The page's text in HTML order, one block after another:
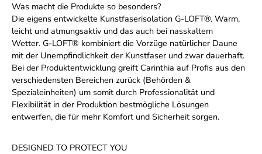
Was macht die Produkte so besonders?
Die eigens entwickelte Kunstfaserisolation G-LOFT®. Warm,
leicht und atmungsaktiv und das auch bei nasskaltem
Wetter. G-LOFT® kombiniert die Vorzüge natürlicher Daune
mit der Unempfindlichkeit der Kunstfaser und zwar dauerhaft.
Bei der Produktentwicklung greift Carinthia auf Profis aus den
verschiedensten Bereichen zurück (Behörden &
Spezialeinheiten) um somit durch Professionalität und
Flexibilität in der Produktion bestmögliche Lösungen
entwerfen, die für mehr Komfort und Sicherheit sorgen.
DESIGNED TO PROTECT YOU